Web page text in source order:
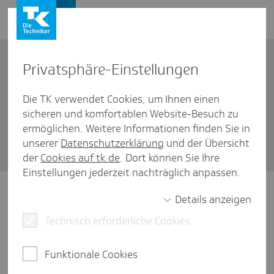
Kontakt
Wann gilt jemand als arbeits­un­
fähig krank?
Firmenkunden / Entgeltfortzahlungsversicherung
Eine Person gilt als arbeitsunfähig, wenn sie
so krank ist, dass sie ihren aktuellen
beruflichen Aufgaben nicht nachkommen
würde, wenn sie weiter arbeiten würde.
Privat­sphäre-Einstel­lungen
Die TK verwendet Cookies, um Ihnen einen
sicheren und komfortablen Website-Besuch zu
ermöglichen. Weitere Informationen finden Sie in
unserer Datenschutzerklärung und der Übersicht
der Cookies auf tk.de. Dort können Sie Ihre
Einstellungen jederzeit nachträglich anpassen.
Details anzeigen
Technisch erforderliche Cookies
Funktionale Cookies